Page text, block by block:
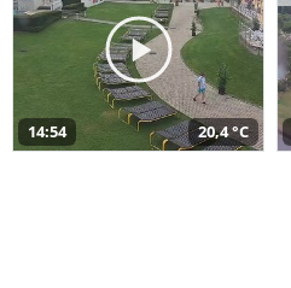
14:54 20,4 °C